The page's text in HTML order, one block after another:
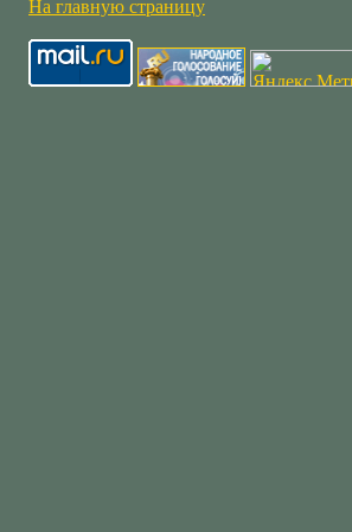
На главную страницу